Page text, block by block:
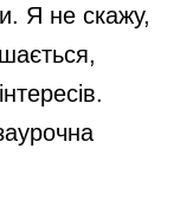
Я не скажу,